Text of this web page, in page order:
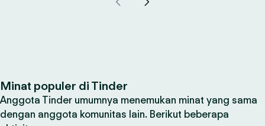
Minat populer di Tinder
Anggota Tinder umumnya menemukan minat yang sama
dengan anggota komunitas lain. Berikut beberapa